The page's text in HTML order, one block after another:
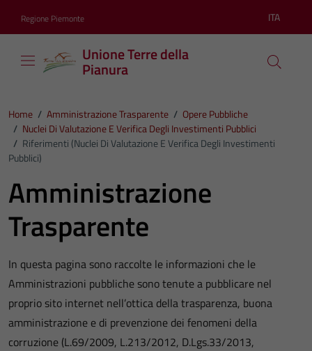
Regione Piemonte Lingua
ITA
Unione Terre della
Pianura
Home / Amministrazione Trasparente / Opere Pubbliche
/ Nuclei Di Valutazione E Verifica Degli Investimenti Pubblici
/ Riferimenti (Nuclei Di Valutazione E Verifica Degli Investimenti
Pubblici)
Amministrazione
Trasparente
In questa pagina sono raccolte le informazioni che le
Amministrazioni pubbliche sono tenute a pubblicare nel
proprio sito internet nell’ottica della trasparenza, buona
amministrazione e di prevenzione dei fenomeni della
corruzione (L.69/2009, L.213/2012, D.Lgs.33/2013,